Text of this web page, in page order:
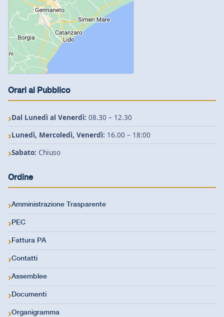
Orari al Pubblico
Dal Lunedì al Venerdì: 08.30 – 12.30
Lunedì, Mercoledì, Venerdì: 16.00 – 18:00
Sabato: Chiuso
Ordine
Amministrazione Trasparente
PEC
Fattura PA
Contatti
Assemblee
Documenti
Organigramma